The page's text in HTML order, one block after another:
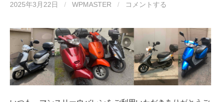
2025年3月22日 / WPMASTER / コメントする